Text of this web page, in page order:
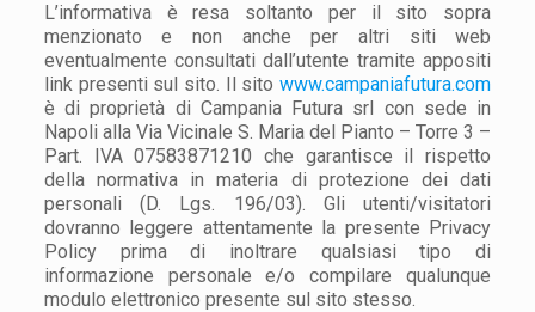
L’informativa è resa soltanto per il sito sopra
menzionato e non anche per altri siti web
eventualmente consultati dall’utente tramite appositi
link presenti sul sito. Il sitowww.campaniafutura.com
è di proprietà di Campania Futura srl con sede in
Napoli alla Via Vicinale S. Maria del Pianto – Torre 3 –
Part. IVA 07583871210 che garantisce il rispetto
della normativa in materia di protezione dei dati
personali (D. Lgs. 196/03). Gli utenti/visitatori
dovranno leggere attentamente la presente Privacy
Policy prima di inoltrare qualsiasi tipo di
informazione personale e/o compilare qualunque
modulo elettronico presente sul sito stesso.